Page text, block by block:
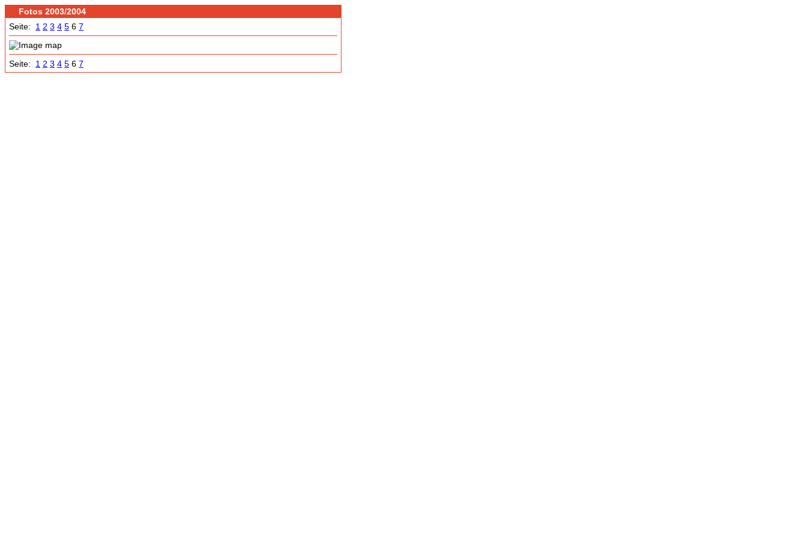
Fotos 2003/2004
Seite: 1 2 3 4 5 6 7
Seite: 1 2 3 4 5 6 7